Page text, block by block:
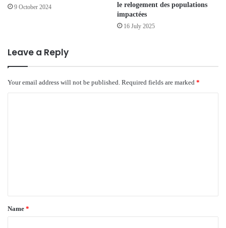
9 October 2024
le relogement des populations
impactées
16 July 2025
Leave a Reply
Your email address will not be published. Required fields are marked *
*
Name *